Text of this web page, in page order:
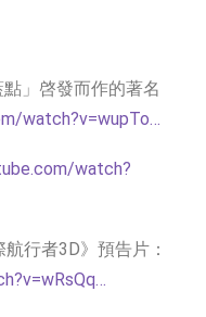
」啓發而作的著名
watch?v=wupTo…
watch?
行者3D》預告片：